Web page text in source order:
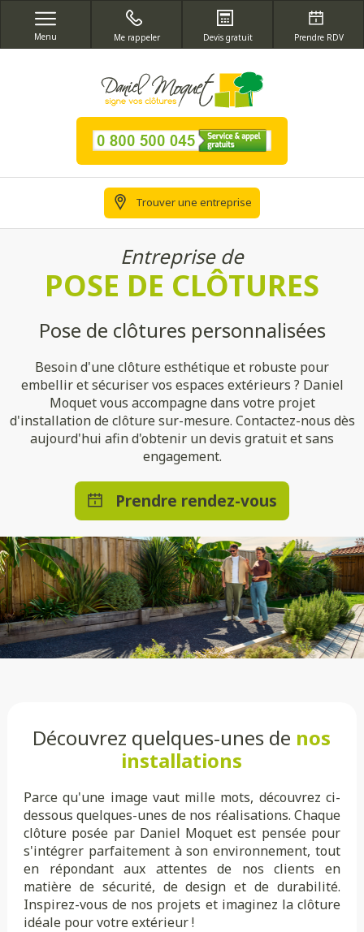
Menu Me rappeler Devis gratuit Prendre RDV
Trouver une entreprise
Entreprise de
POSE DE CLÔTURES
Pose de clôtures personnalisées
Besoin d'une clôture esthétique et robuste pour
embellir et sécuriser vos espaces extérieurs ? Daniel
Moquet vous accompagne dans votre projet
d'installation de clôture sur-mesure. Contactez-nous dès
aujourd'hui afin d'obtenir un devis gratuit et sans
engagement.
Prendre rendez-vous
Découvrez quelques-unes de nos
installations
Parce qu'une image vaut mille mots, découvrez ci-
dessous quelques-unes de nos réalisations. Chaque
clôture posée par Daniel Moquet est pensée pour
s'intégrer parfaitement à son environnement, tout
en répondant aux attentes de nos clients en
matière de sécurité, de design et de durabilité.
Inspirez-vous de nos projets et imaginez la clôture
idéale pour votre extérieur !